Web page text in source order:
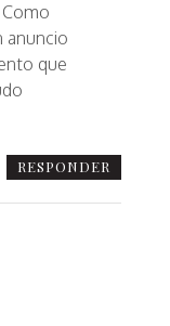
anuncio
que
RESPONDER